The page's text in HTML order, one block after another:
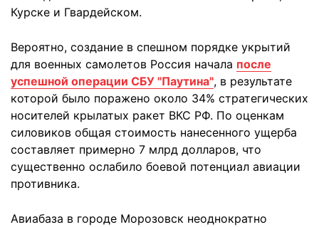
Курске и Гвардейском.
Вероятно, создание в спешном порядке укрытий
для военных самолетов Россия начала после
успешной операции СБУ "Паутина", в результате
которой было поражено около 34% стратегических
носителей крылатых ракет ВКС РФ. По оценкам
силовиков общая стоимость нанесенного ущерба
составляет примерно 7 млрд долларов, что
существенно ослабило боевой потенциал авиации
противника.
Авиабаза в городе Морозовск неоднократно